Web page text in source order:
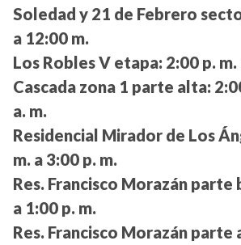
Soledad y 21 de Febrero
a 12:00 m.
Los Robles V etapa: 2:00 p. m.
Cascada zona 1 parte alta:
a. m.
Residencial Mirador de Los
m. a 3:00 p. m.
Res. Francisco Morazán parte
a 1:00 p. m.
Res. Francisco Morazán parte